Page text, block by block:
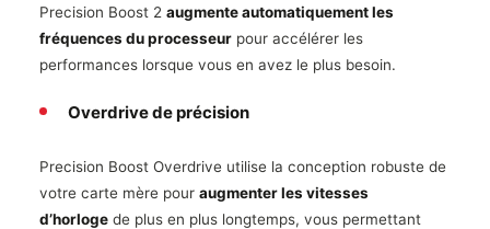
Precision Boost 2 augmente automatiquement les
fréquences du processeur pour accélérer les
performances lorsque vous en avez le plus besoin.
Overdrive de précision
Precision Boost Overdrive utilise la conception robuste de
votre carte mère pour augmenter les vitesses
d’horloge de plus en plus longtemps, vous permettant